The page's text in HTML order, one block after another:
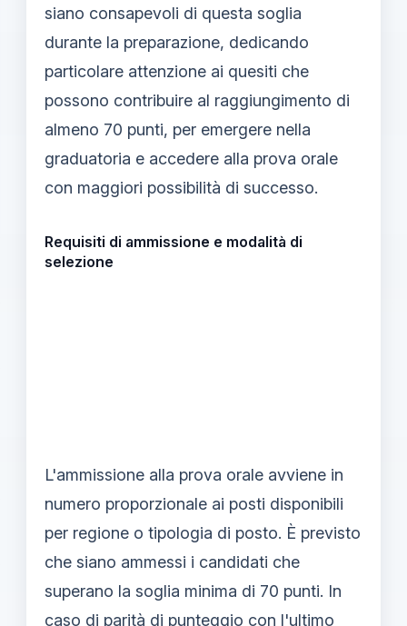
siano consapevoli di questa soglia
durante la preparazione, dedicando
particolare attenzione ai quesiti che
possono contribuire al raggiungimento di
almeno 70 punti, per emergere nella
graduatoria e accedere alla prova orale
con maggiori possibilità di successo.
Requisiti di ammissione e modalità di
selezione
L'ammissione alla prova orale avviene in
numero proporzionale ai posti disponibili
per regione o tipologia di posto. È previsto
che siano ammessi i candidati che
superano la soglia minima di 70 punti. In
caso di parità di punteggio con l'ultimo